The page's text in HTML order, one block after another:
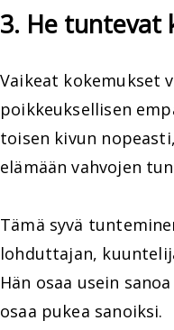
3. He tuntevat
Vaikeat kokemukset
poikkeuksellisen
toisen kivun
elämään vahvojen
Tämä syvä
lohduttajan,
Hän osaa usein
osaa pukea sanoiksi.